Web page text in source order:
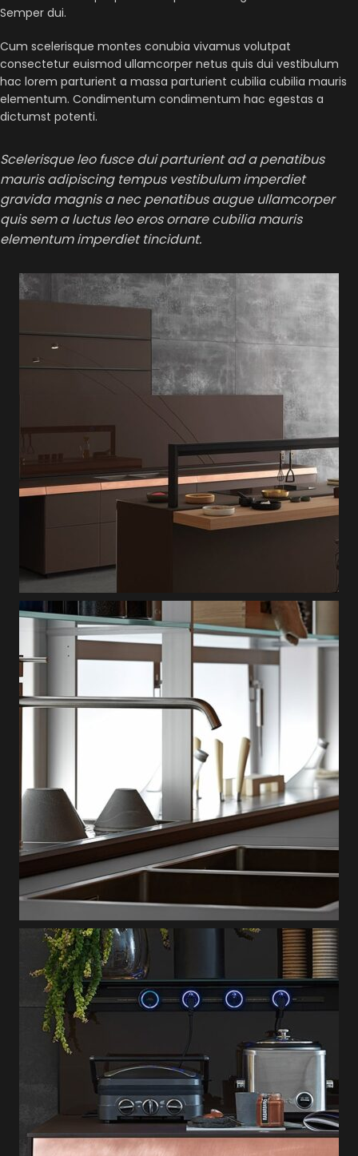
Semper dui.
Cum scelerisque montes conubia vivamus volutpat
consectetur euismod ullamcorper netus quis dui vestibulum
hac lorem parturient a massa parturient cubilia cubilia mauris
elementum. Condimentum condimentum hac egestas a
dictumst potenti.
Scelerisque leo fusce dui parturient ad a penatibus
mauris adipiscing tempus vestibulum imperdiet
gravida magnis a nec penatibus augue ullamcorper
quis sem a luctus leo eros ornare cubilia mauris
elementum imperdiet tincidunt.